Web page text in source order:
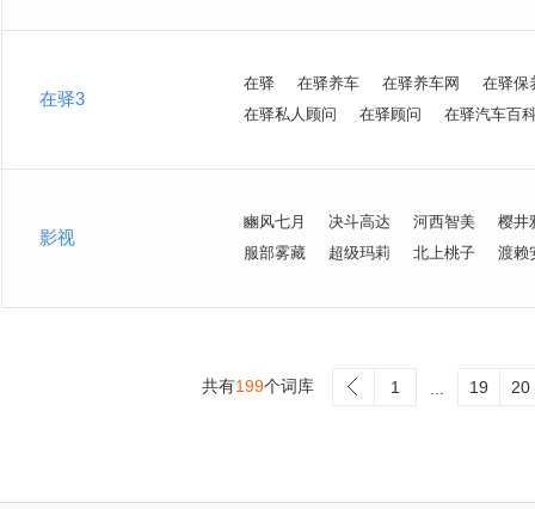
在驿3
在驿 在驿养车 在驿养车网
在驿保
在驿私人顾问
在驿顾问 在驿汽车百
影视
豳风七月 决斗高达 河西智美
樱井
服部雾藏
超级玛莉 北上桃子 渡赖
共有199个词库 1 19 20